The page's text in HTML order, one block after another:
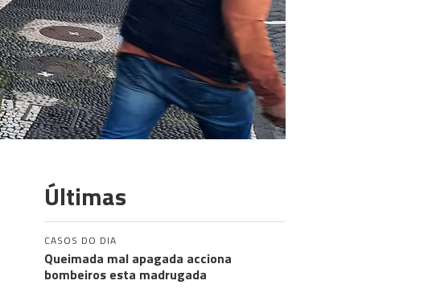
Últimas
CASOS DO DIA
Queimada mal apagada acciona
bombeiros esta madrugada